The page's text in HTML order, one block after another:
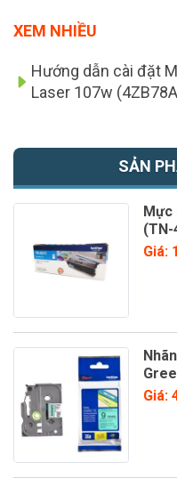
XEM NHIỀU
Hướng dẫn cài đặt
Laser 107w
SẢN
Mực
(TN-
Giá:
Giá: